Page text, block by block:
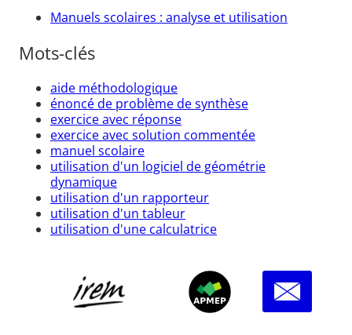
Manuels scolaires : analyse et utilisation
Mots-clés
aide méthodologique
énoncé de problème de synthèse
exercice avec réponse
exercice avec solution commentée
manuel scolaire
utilisation d'un logiciel de géométrie
dynamique
utilisation d'un rapporteur
utilisation d'un tableur
utilisation d'une calculatrice